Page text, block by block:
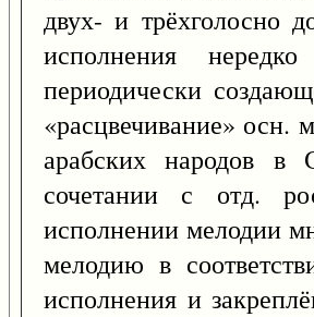
двух- и трёхголосно
исполнения
периодически
«расцвечивание» осн.
арабских народов
сочетании с отд.
исполнении мелодии
мелодию в
исполнения и